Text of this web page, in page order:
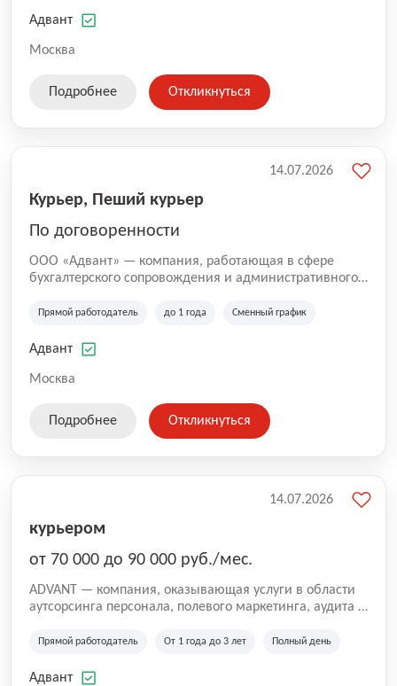
Адвант
Москва
Подробнее Откликнуться
Курьер, Пеший курьер
По договоренности
ООО «Адвант» — компания, работающая в сфере
бухгалтерского сопровождения и административного
зарегистрирована в Санкт-Петербурге и
лиц и коммерческих организаций.
Прямой работодатель до 1 года Сменный график
Адвант
Москва
14.07.2026
Подробнее Откликнуться
курьером
от 70 000 до 90 000 руб./мес.
ADVANT — компания, оказывающая услуги в области
аутсорсинга персонала, полевого маркетинга, аудита и
региональных клиентов. Мы работаем на рынке с
Казахстана и Беларуси, сотрудничая с компаниями из
Прямой работодатель От 1 года до 3 лет Полный день
Адвант
14.07.2026